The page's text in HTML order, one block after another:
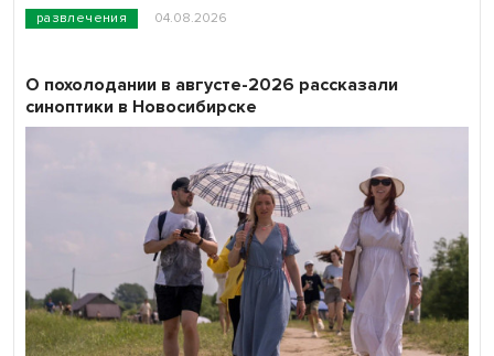
развлечения 04.08.2026
О похолодании в августе-2026 рассказали
синоптики в Новосибирске